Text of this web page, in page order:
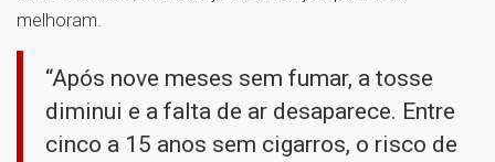
melhoram.
“Após nove meses sem fumar, a tosse
diminui e a falta de ar desaparece. Entre
cinco a 15 anos sem cigarros, o risco de